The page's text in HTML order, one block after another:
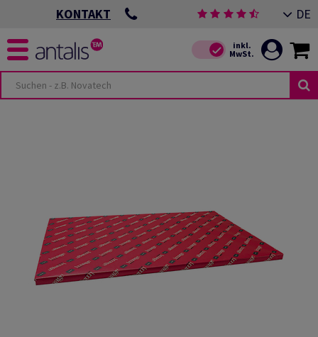
KONTAKT DE